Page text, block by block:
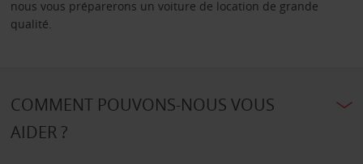
nous vous préparerons un voiture de location de grande
qualité.
COMMENT POUVONS-NOUS VOUS
AIDER ?